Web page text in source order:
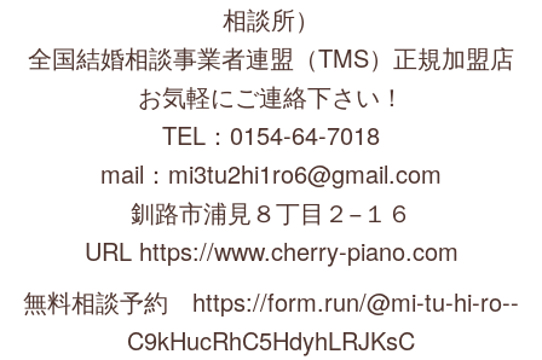
相談所）
全国結婚相談事業者連盟（TMS）正規加盟店
お気軽にご連絡下さい！
TEL：0154-64-7018
mail：mi3tu2hi1ro6@gmail.com
釧路市浦見８丁目２−１６
URL https://www.cherry-piano.com
無料相談予約 https://form.run/@mi-tu-hi-ro--
C9kHucRhC5HdyhLRJKsC